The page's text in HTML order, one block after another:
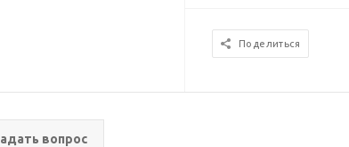
Поделиться
вопрос